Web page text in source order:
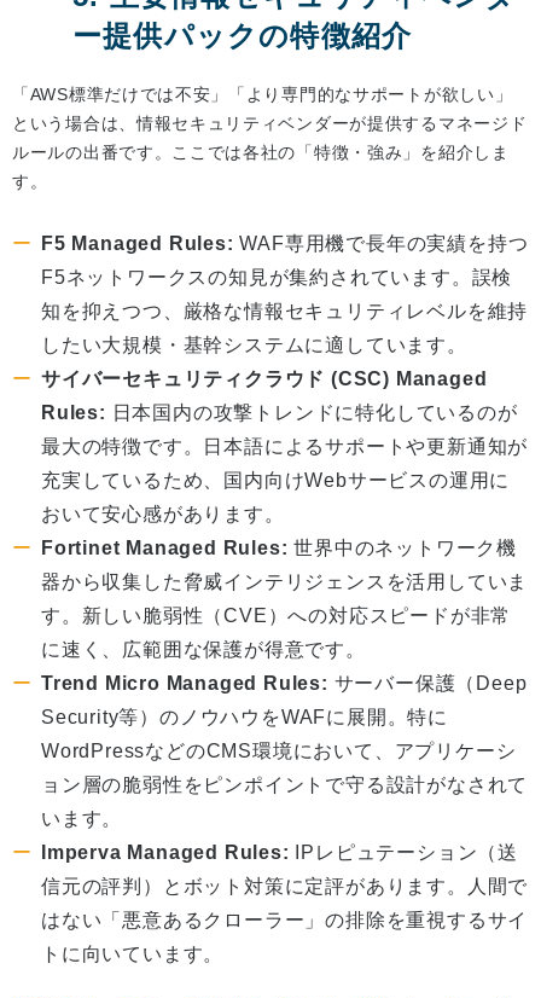
ー提供パックの特徴紹介
「AWS標準だけでは不安」「より専門的なサポートが欲しい」
という場合は、情報セキュリティベンダーが提供するマネージド
ルールの出番です。ここでは各社の「特徴・強み」を紹介しま
す。
F5 Managed Rules: WAF専用機で長年の実績を持つ
F5ネットワークスの知見が集約されています。誤検
知を抑えつつ、厳格な情報セキュリティレベルを維持
したい大規模・基幹システムに適しています。
サイバーセキュリティクラウド (CSC) Managed
Rules: 日本国内の攻撃トレンドに特化しているのが
最大の特徴です。日本語によるサポートや更新通知が
充実しているため、国内向けWebサービスの運用に
おいて安心感があります。
Fortinet Managed Rules: 世界中のネットワーク機
器から収集した脅威インテリジェンスを活用していま
す。新しい脆弱性（CVE）への対応スピードが非常
に速く、広範囲な保護が得意です。
Trend Micro Managed Rules: サーバー保護（Deep
Security等）のノウハウをWAFに展開。特に
WordPressなどのCMS環境において、アプリケーシ
ョン層の脆弱性をピンポイントで守る設計がなされて
います。
Imperva Managed Rules: IPレピュテーション（送
信元の評判）とボット対策に定評があります。人間で
はない「悪意あるクローラー」の排除を重視するサイ
トに向いています。